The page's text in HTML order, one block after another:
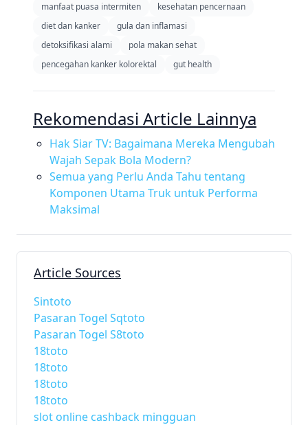
manfaat puasa intermiten
kesehatan pencernaan
diet dan kanker
gula dan inflamasi
detoksifikasi alami
pola makan sehat
pencegahan kanker kolorektal
gut health
Rekomendasi Article Lainnya
Hak Siar TV: Bagaimana Mereka Mengubah
Wajah Sepak Bola Modern?
Semua yang Perlu Anda Tahu tentang
Komponen Utama Truk untuk Performa
Maksimal
Article Sources
Sintoto
Pasaran Togel Sqtoto
Pasaran Togel S8toto
18toto
18toto
18toto
18toto
slot online cashback mingguan